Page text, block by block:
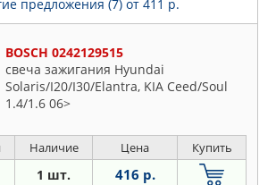
предложения (7) от 411 р.
BOSCH 0242129515
свеча зажигания Hyundai
Solaris/I20/I30/Elantra, KIA Ceed/Soul
1.4/1.6 06>
Наличие Цена Купить
1 шт. 416 р.